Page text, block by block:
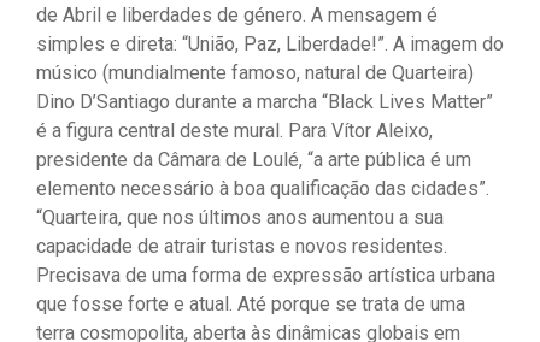
de Abril e liberdades de género. A mensagem é
simples e direta: “União, Paz, Liberdade!”. A imagem do
músico (mundialmente famoso, natural de Quarteira)
Dino D’Santiago durante a marcha “Black Lives Matter”
é a figura central deste mural. Para Vítor Aleixo,
presidente da Câmara de Loulé, “a arte pública é um
elemento necessário à boa qualificação das cidades”.
“Quarteira, que nos últimos anos aumentou a sua
capacidade de atrair turistas e novos residentes.
Precisava de uma forma de expressão artística urbana
que fosse forte e atual. Até porque se trata de uma
terra cosmopolita, aberta às dinâmicas globais em